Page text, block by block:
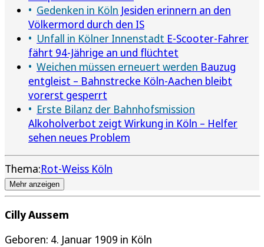
Gedenken in Köln Jesiden erinnern an den
Völkermord durch den IS
Unfall in Kölner Innenstadt E-Scooter-Fahrer
fährt 94-Jährige an und flüchtet
Weichen müssen erneuert werden Bauzug
entgleist – Bahnstrecke Köln-Aachen bleibt
vorerst gesperrt
Erste Bilanz der Bahnhofsmission
Alkoholverbot zeigt Wirkung in Köln – Helfer
sehen neues Problem
Thema:Rot-Weiss Köln
Mehr anzeigen
Cilly Aussem
Geboren: 4. Januar 1909 in Köln